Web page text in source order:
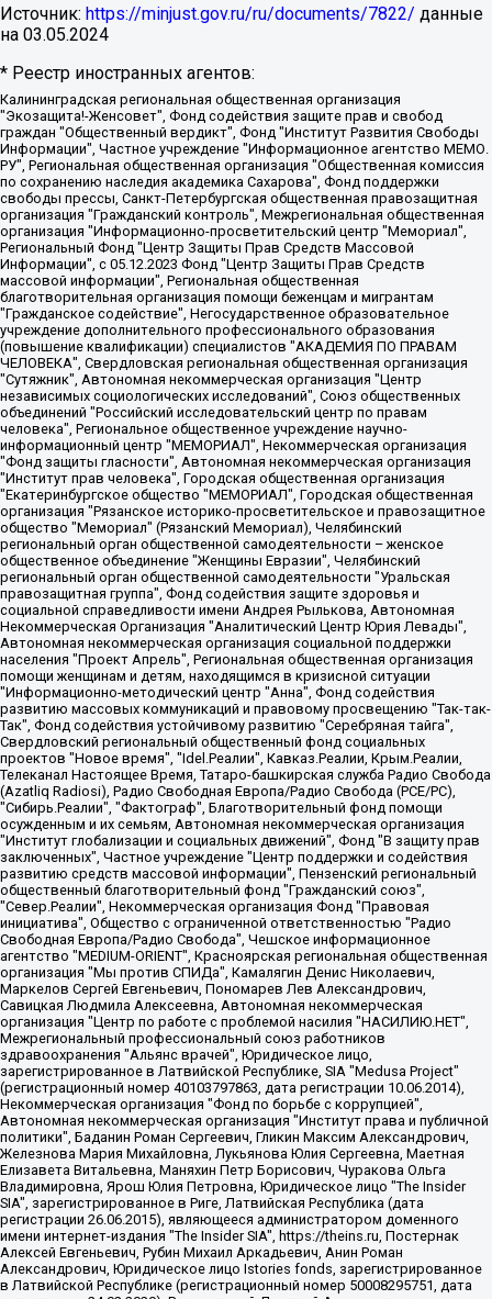
Источник: https://minjust.gov.ru/ru/documents/7822/ данные
на 03.05.2024
* Реестр иностранных агентов:
Калининградская региональная общественная организация "Экозащита!-Женсовет", Фонд содействия защите прав и свобод граждан "Общественный вердикт", Фонд "Институт Развития Свободы Информации", Частное учреждение "Информационное агентство МЕМО. РУ", Региональная общественная организация "Общественная комиссия по сохранению наследия академика Сахарова", Фонд поддержки свободы прессы, Санкт-Петербургская общественная правозащитная организация "Гражданский контроль", Межрегиональная общественная организация "Информационно-просветительский центр "Мемориал", Региональный Фонд "Центр Защиты Прав Средств Массовой Информации", с 05.12.2023 Фонд "Центр Защиты Прав Средств массовой информации", Региональная общественная благотворительная организация помощи беженцам и мигрантам "Гражданское содействие", Негосударственное образовательное учреждение дополнительного профессионального образования (повышение квалификации) специалистов "АКАДЕМИЯ ПО ПРАВАМ ЧЕЛОВЕКА", Свердловская региональная общественная организация "Сутяжник", Автономная некоммерческая организация "Центр независимых социологических исследований", Союз общественных объединений "Российский исследовательский центр по правам человека", Региональное общественное учреждение научно-информационный центр "МЕМОРИАЛ", Некоммерческая организация "Фонд защиты гласности", Автономная некоммерческая организация "Институт прав человека", Городская общественная организация "Екатеринбургское общество "МЕМОРИАЛ", Городская общественная организация "Рязанское историко-просветительское и правозащитное общество "Мемориал" (Рязанский Мемориал), Челябинский региональный орган общественной самодеятельности – женское общественное объединение "Женщины Евразии", Челябинский региональный орган общественной самодеятельности "Уральская правозащитная группа", Фонд содействия защите здоровья и социальной справедливости имени Андрея Рылькова, Автономная Некоммерческая Организация "Аналитический Центр Юрия Левады", Автономная некоммерческая организация социальной поддержки населения "Проект Апрель", Региональная общественная организация помощи женщинам и детям, находящимся в кризисной ситуации "Информационно-методический центр "Анна", Фонд содействия развитию массовых коммуникаций и правовому просвещению "Так-так-Так", Фонд содействия устойчивому развитию "Серебряная тайга", Свердловский региональный общественный фонд социальных проектов "Новое время", "Idel.Реалии", Кавказ.Реалии, Крым.Реалии, Телеканал Настоящее Время, Татаро-башкирская служба Радио Свобода (Azatliq Radiosi), Радио Свободная Европа/Радио Свобода (PCE/PC), "Сибирь.Реалии", "Фактограф", Благотворительный фонд помощи осужденным и их семьям, Автономная некоммерческая организация "Институт глобализации и социальных движений", Фонд "В защиту прав заключенных", Частное учреждение "Центр поддержки и содействия развитию средств массовой информации", Пензенский региональный общественный благотворительный фонд "Гражданский союз", "Север.Реалии", Некоммерческая организация Фонд "Правовая инициатива", Общество с ограниченной ответственностью "Радио Свободная Европа/Радио Свобода", Чешское информационное агентство "MEDIUM-ORIENT", Красноярская региональная общественная организация "Мы против СПИДа", Камалягин Денис Николаевич, Маркелов Сергей Евгеньевич, Пономарев Лев Александрович, Савицкая Людмила Алексеевна, Автономная некоммерческая организация "Центр по работе с проблемой насилия "НАСИЛИЮ.НЕТ", Межрегиональный профессиональный союз работников здравоохранения "Альянс врачей", Юридическое лицо, зарегистрированное в Латвийской Республике, SIA "Medusa Project" (регистрационный номер 40103797863, дата регистрации 10.06.2014), Некоммерческая организация "Фонд по борьбе с коррупцией", Автономная некоммерческая организация "Институт права и публичной политики", Баданин Роман Сергеевич, Гликин Максим Александрович, Железнова Мария Михайловна, Лукьянова Юлия Сергеевна, Маетная Елизавета Витальевна, Маняхин Петр Борисович, Чуракова Ольга Владимировна, Ярош Юлия Петровна, Юридическое лицо "The Insider SIA", зарегистрированное в Риге, Латвийская Республика (дата регистрации 26.06.2015), являющееся администратором доменного имени интернет-издания "The Insider SIA", https://theins.ru, Постернак Алексей Евгеньевич, Рубин Михаил Аркадьевич, Анин Роман Александрович, Юридическое лицо Istories fonds, зарегистрированное в Латвийской Республике (регистрационный номер 50008295751, дата регистрации 24.02.2020), Великовский Дмитрий Александрович, Долинина Ирина Николаевна, Мароховская Алеся Алексеевна, Шлейнов Роман Юрьевич, Шмагун Олеся Валентиновна, Общество с ограниченной ответственностью "Альтаир 2021", Общество с ограниченной ответственностью "Вега 2021", Общество с ограниченной ответственностью "Главный редактор 2021", Общество с ограниченной ответственностью "Ромашки монолит", Важенков Артем Валерьевич, Ивановская областная общественная организация "Центр гендерных исследований", Гурман Юрий Альбертович, Медиапроект "ОВД-Инфо", Егоров Владимир Владимирович, Жилинский Владимир Александрович, Общество с ограниченной ответственностью "ЗП", Иванова София Юрьевна, Карезина Инна Павловна, Кильтау Екатерина Викторовна, Петров Алексей Викторович, Пискунов Сергей Евгеньевич, Смирнов Сергей Сергеевич, Тихонов Михаил Сергеевич, Общество с ограниченной ответственностью "ЖУРНАЛИСТ-ИНОСТРАННЫЙ АГЕНТ", Арапова Галина Юрьевна, Вольтская Татьяна Анатольевна, Американская компания "Mason G.E.S. Anonymous Foundation" (США), являющаяся владельцем интернет-издания https://mnews.world/, Компания "Stichting Bellingcat", зарегистрированная в Нидерландах (дата регистрации 11.07.2018), Захаров Андрей Вячеславович, Клепиковская Екатерина Дмитриевна, Общество с ограниченной ответственностью "МЕМО", Перл Роман Александрович, Симонов Евгений Алексеевич, Соловьева Елена Анатольевна, Сотников Даниил Владимирович, Сурначева Елизавета Дмитриевна, Автономная некоммерческая организация по защите прав человека и информированию населения "Якутия – Наше Мнение", Общество с ограниченной ответственностью "Москоу диджитал медиа", с 26.01.2023 Общество с ограниченной ответственностью "Чайка Белые сады", Ветошкина Валерия Валерьевна, Заговора Максим Александрович, Межрегиональное общественное движение "Российская ЛГБТ - сеть", Оленичев Максим Владимирович, Павлов Иван Юрьевич, Скворцова Елена Сергеевна, Общество с ограниченной ответственностью "Как бы инагент", Кочетков Игорь Викторович, Общество с ограниченной ответственностью "Честные выборы", Еланчик Олег Александрович, Общество с ограниченной ответственностью "Нобелевский призыв", Гималова Регина Эмилевна, Григорьев Андрей Валерьевич, Григорьева Алина Александровна, Ассоциация по содействию защите прав призывников, альтернативнослужащих и военнослужащих "Правозащитная группа "Гражданин.Армия.Право", Хисамова Регина Фаритовна, Автономная некоммерческая организация по реализации социально-правовых программ "Лилит", Дальневосточное общественное движение "Маяк", Санкт-Петербургская ЛГБТ-инициативная группа "Выход", Инициативная группа ЛГБТ+ "Реверс", Алексеев Андрей Викторович, Бекбулатова Таисия Львовна, Беляев Иван Михайлович, Владыкина Елена Сергеевна, Гельман Марат Александрович, Никульшина Вероника Юрьевна, Толоконникова Надежда Андреевна, Шендерович Виктор Анатольевич, Общество с ограниченной ответственностью "Данное сообщение", Общество с ограниченной ответственностью Издательский дом "Новая глава", Айнбиндер Александра Александровна, Московский комьюнити-центр для ЛГБТ+инициатив, Благотворительный фонд развития филантропии, Deutsche Welle (Германия, Kurt-Schumacher-Strasse 3, 53113 Bonn), Борзунова Мария Михайловна, Воробьев Виктор Викторович, Голубева Анна Львовна, Константинова Алла Михайловна, Малкова Ирина Владимировна, Мурадов Мурад Абдулгалимович, Осетинская Елизавета Николаевна, Понасенков Евгений Николаевич, Ганапольский Матвей Юрьевич, Киселев Евгений Алексеевич, Борухович Ирина Григорьевна, Дремин Иван Тимофеевич, Дубровский Дмитрий Викторович, Красноярская региональная общественная организация поддержки и развития альтернативных образовательных технологий и межкультурных коммуникаций "ИНТЕРРА", Маяковская Екатерина Алексеевна, Фейгин Марк Захарович, Филимонов Андрей Викторович, Дзугкоева Регина Николаевна, Доброхотов Роман Александрович, Дудь Юрий Александрович, Елкин Сергей Владимирович, Кругликов Кирилл Игоревич, Сабунаева Мария Леонидовна, Семенов Алексей Владимирович, Шаинян Карен Багратович, Шульман Екатерина Михайловна, Асафьев Артур Валерьевич, Вахштайн Виктор Семенович, Венедиктов Алексей Алексеевич, Лушникова Екатерина Евгеньевна, Волков Леонид Михайлович, Невзоров Александр Глебович, Пархоменко Сергей Борисович, Сироткин Ярослав Николаевич, Кара-Мурза Владимир Владимирович, Баранова Наталья Владимировна, Гозман Леонид Яковлевич, Кагарлицкий Борис Юльевич, Климарев Михаил Валерьевич, Милов Владимир Станиславович, Автономная некоммерческая организация Краснодарский центр современного искусства "Типография", Моргенштерн Алишер Тагирович, Соболь Любовь Эдуардовна, Общество с ограниченной ответственностью "ЛИЗА НОРМ", Каспаров Гарри Кимович, Ходорковский Михаил Борисович, Общество с ограниченной ответственностью "Апрельские тезисы", Данилович Ирина Брониславовна, Кашин Олег Владимирович, Петров Николай Владимирович, Пивоваров Алексей Владимирович, Соколов Михаил Владимирович, Цветкова Юлия Владимировна, Чичваркин Евгений Александрович, Комитет против пыток/Команда против пыток, Общество с ограниченной ответственностью "Первый научный", Общество с ограниченной ответственностью "Вертолет и ко", Белоцерковская Вероника Борисовна, Кац Максим Евгеньевич, Лазарева Татьяна Юрьевна, Шаведдинов Руслан Табризович, Яшин Илья Валерьевич, Общество с ограниченной ответственностью "Иноагент ААВ", Алешковский Дмитрий Петрович, Альбац Евгения Марковна, Быков Дмитрий Львович, Галямина Юлия Евгеньевна, Лойко Сергей Леонидович, Мартынов Кирилл Константинович, Медведев Сергей Александрович, Крашенинников Федор Геннадиевич, Гордеева Катерина Вл